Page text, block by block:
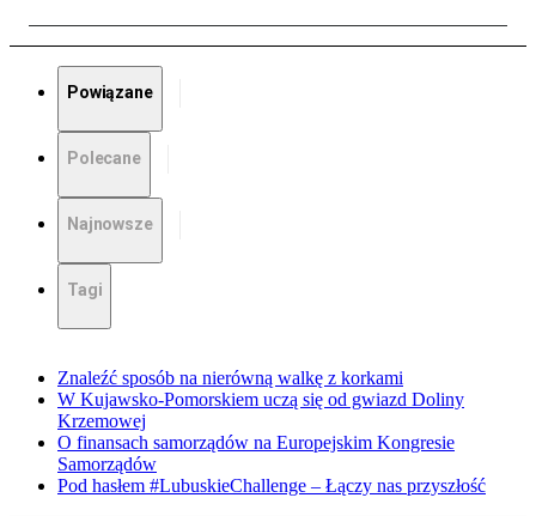
Powiązane
Polecane
Najnowsze
Tagi
Znaleźć sposób na nierówną walkę z korkami
W Kujawsko-Pomorskiem uczą się od gwiazd Doliny
Krzemowej
O finansach samorządów na Europejskim Kongresie
Samorządów
Pod hasłem #LubuskieChallenge – Łączy nas przyszłość